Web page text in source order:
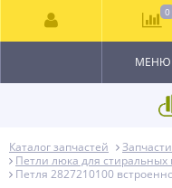
МЕНЮ
Каталог запчастей
Петли люка для
Петля 2827210100
0